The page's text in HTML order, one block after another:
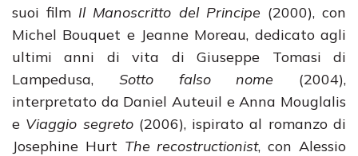
suoi film Il Manoscritto del Principe (2000), con
Michel Bouquet e Jeanne Moreau, dedicato agli
ultimi anni di vita di Giuseppe Tomasi di
Lampedusa, Sotto falso nome (2004),
interpretato da Daniel Auteuil e Anna Mouglalis
e Viaggio segreto(2006), ispirato al romanzo di
Josephine Hurt The recostructionist, con Alessio